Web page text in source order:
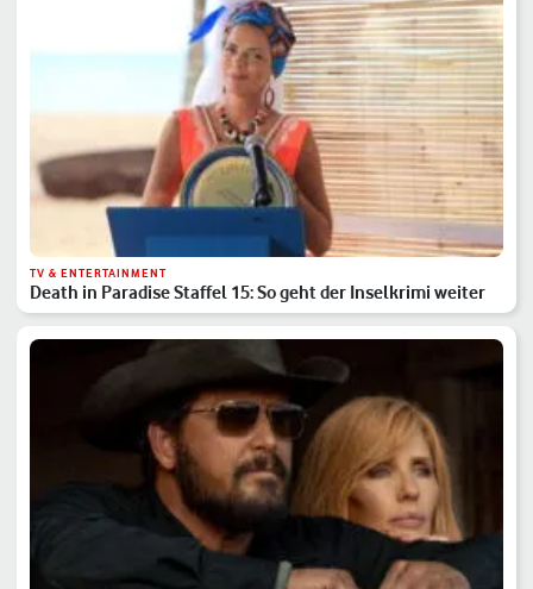
TV & ENTERTAINMENT
Death in Paradise Staffel 15: So geht der Inselkrimi weiter